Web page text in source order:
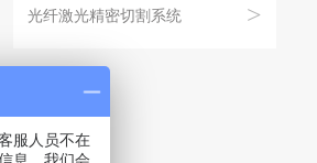
>
光纤激光精密切割系统
最小切缝至0.05mm，对薄板材料（厚度
等）高速高精密切割。...
服人员不在